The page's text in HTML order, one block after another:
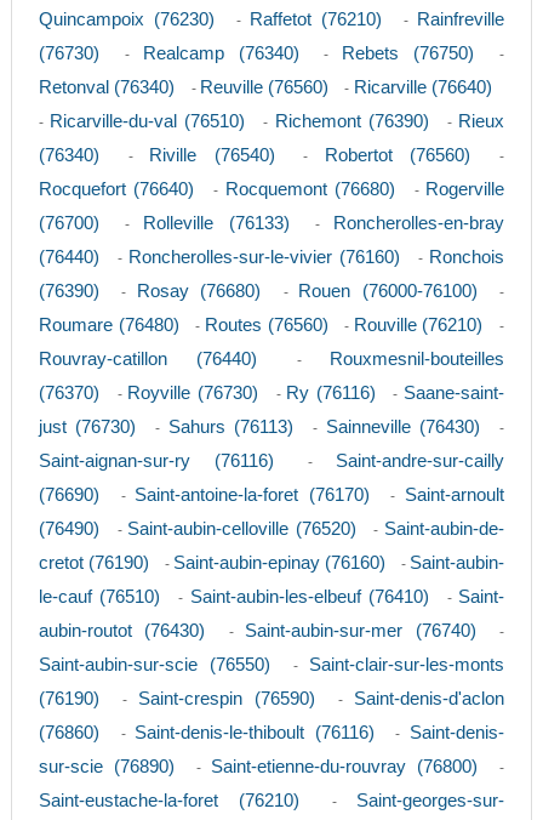
Quincampoix (76230) - Raffetot (76210) -
Rainfreville
(76730)
- Realcamp (76340) - Rebets (76750) -
Retonval (76340) - Reuville (76560) - Ricarville (76640)
- Ricarville-du-val (76510) - Richemont (76390) - Rieux
(76340)
- Riville (76540) - Robertot (76560) -
Rocquefort (76640) - Rocquemont (76680) - Rogerville
(76700)
- Rolleville (76133) -
Roncherolles-en-bray
(76440)
- Roncherolles-sur-le-vivier (76160) - Ronchois
(76390)
- Rosay (76680) - Rouen (76000-76100) -
Roumare (76480) - Routes (76560) - Rouville (76210) -
Rouvray-catillon (76440) -
Rouxmesnil-bouteilles
(76370)
- Royville (76730) - Ry (76116) - Saane-saint-
just (76730)
- Sahurs (76113) - Sainneville (76430) -
Saint-aignan-sur-ry (76116) - Saint-andre-sur-cailly
(76690)
- Saint-antoine-la-foret (76170) - Saint-arnoult
(76490)
- Saint-aubin-celloville (76520) - Saint-aubin-de-
cretot (76190)
- Saint-aubin-epinay (76160) - Saint-aubin-
le-cauf (76510)
- Saint-aubin-les-elbeuf (76410) - Saint-
aubin-routot (76430)
- Saint-aubin-sur-mer (76740) -
Saint-aubin-sur-scie (76550) - Saint-clair-sur-les-monts
(76190)
- Saint-crespin (76590) - Saint-denis-d'aclon
(76860)
- Saint-denis-le-thiboult (76116) - Saint-denis-
sur-scie (76890)
- Saint-etienne-du-rouvray (76800) -
Saint-eustache-la-foret (76210) - Saint-georges-sur-